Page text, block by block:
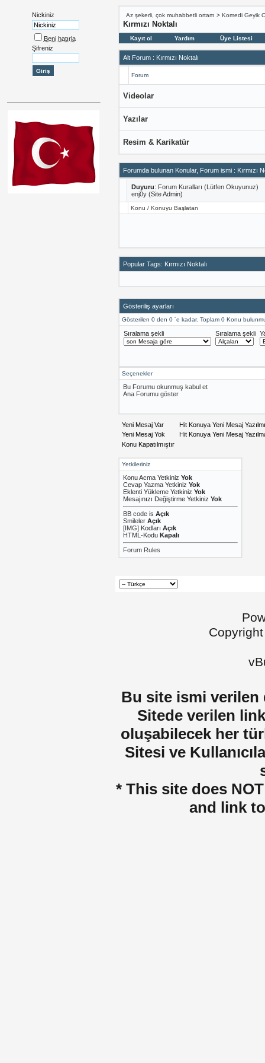
Nickiniz
Beni hatırla
Şifreniz
Az şekerli, çok muhabbetli ortam > Komedi Geyik
Kırmızı Noktalı
Kayıt ol Yardım Üye Listesi
Alt Forum : Kırmızı Noktalı
Forum
Videolar
Yazılar
Resim & Karikatür
Forumda bulunan Konular, Forum ismi : Kırmızı
Duyuru: Forum Kuralları (Lütfen Okuyunuz)
enj0y (Site Admin)
Konu / Konuyu Başlatan
Popular Tags: Kırmızı Noktalı
Gösteriliş ayarları
Gösterilen 0 den 0 ´e kadar. Toplam 0 Konu
Sıralama şekli Sıralama şekli
Seçenekler
Bu Forumu okunmuş kabul et
Ana Forumu göster
Yeni Mesaj Var
Hit Konuya Yeni Mesaj
Yeni Mesaj Yok
Hit Konuya Yeni Mesaj
Konu Kapatılmıştır
Yetkileriniz
Konu Acma Yetkiniz Yok
Cevap Yazma Yetkiniz Yok
Eklenti Yükleme Yetkiniz Yok
Mesajınızı Değiştirme Yetkiniz Yok
BB code is Açık
Smileler Açık
[IMG] Kodları Açık
HTML-Kodu Kapalı
Forum Rules
Bu site ismi verilen
Sitede verilen
oluşabilecek her
Sitesi ve
* This site does
and link